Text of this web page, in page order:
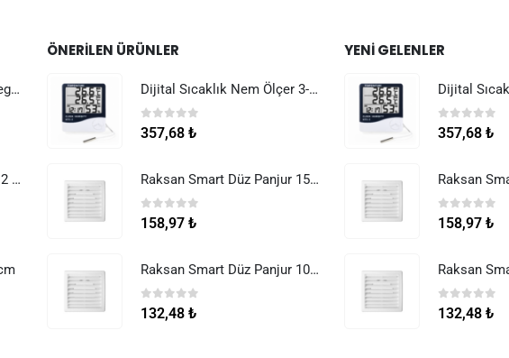
Integra Boost %62 Nem Regülatörü 8 g
Sonicpro Kumaş Saksı 15.2 Litre (4 Galon)
ÖNERILEN ÜRÜNLER
Dijital Sıcaklık Nem Ölçer 3-1 Sensör Kablolu
05 üzerinden
357,68 ₺
Raksan Smart Düz Panjur 150 mm Sinek Telli
0 5 üzerinden
158,97 ₺
Raksan Smart Düz Panjur 100 mm Sinek Telli
0 5 üzerinden
132,48 ₺
YENI GELENLER
05
357,68 ₺
0 5
158,97 ₺
0 5
132,48 ₺